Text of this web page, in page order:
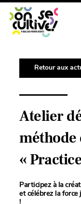
Retour aux
Atelier
méthode
«
Participez à la
et célébrez la force